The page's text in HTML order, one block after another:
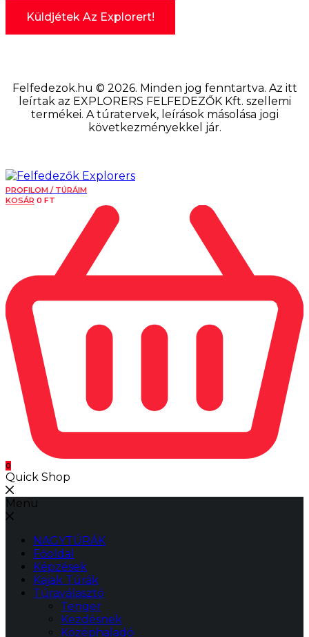
Felfedezok.hu © 2026. Minden jog fenntartva. Az itt
leírtak az EXPLORERS FELFEDEZŐK Kft. szellemi
termékei. A túratervek, leírások másolása jogi
következményekkel jár.
PROFILOM / TÚRÁIM
KOSÁR 0 FT
0
Quick Shop
Menu
NAGYTÚRÁK
Főoldal
Képzések
Kajak Túrák
Túraválasztó
Tenger
Kezdésnek
Középhaladó